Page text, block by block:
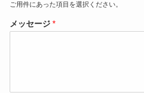
ご用件にあった項目を選択ください。
メッセージ *